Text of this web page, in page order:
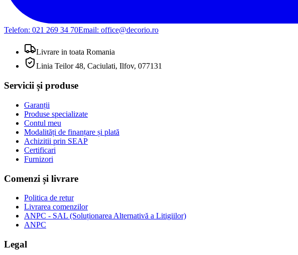
Telefon: 021 269 34 70Email: office@decorio.ro
Livrare in toata Romania
Linia Teilor 48, Caciulati, Ilfov, 077131
Servicii și produse
Garanții
Produse specializate
Contul meu
Modalități de finanțare și plată
Achizitii prin SEAP
Certificari
Furnizori
Comenzi și livrare
Politica de retur
Livrarea comenzilor
ANPC - SAL (Soluționarea Alternativă a Litigiilor)
ANPC
Legal